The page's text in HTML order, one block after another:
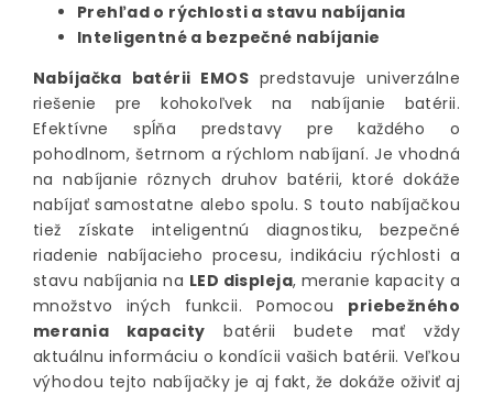
Prehľad o rýchlosti a stavu nabíjania
Inteligentné a bezpečné nabíjanie
Nabíjačka batérii EMOS predstavuje univerzálne
riešenie pre kohokoľvek na nabíjanie batérii.
Efektívne spĺňa predstavy pre každého o
pohodlnom, šetrnom a rýchlom nabíjaní. Je vhodná
na nabíjanie rôznych druhov batérii, ktoré dokáže
nabíjať samostatne alebo spolu. S touto nabíjačkou
tiež získate inteligentnú diagnostiku, bezpečné
riadenie nabíjacieho procesu, indikáciu rýchlosti a
stavu nabíjania na LED displeja, meranie kapacity a
množstvo iných funkcii. Pomocou
priebežného
merania kapacity
batérii budete mať vždy
aktuálnu informáciu o kondícii vašich batérii. Veľkou
výhodou tejto nabíjačky je aj fakt, že dokáže oživiť aj